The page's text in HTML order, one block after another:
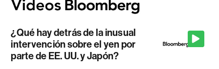
¿Qué hay detrás de la inusual
intervención sobre el yen por
parte de EE. UU. y Japón?